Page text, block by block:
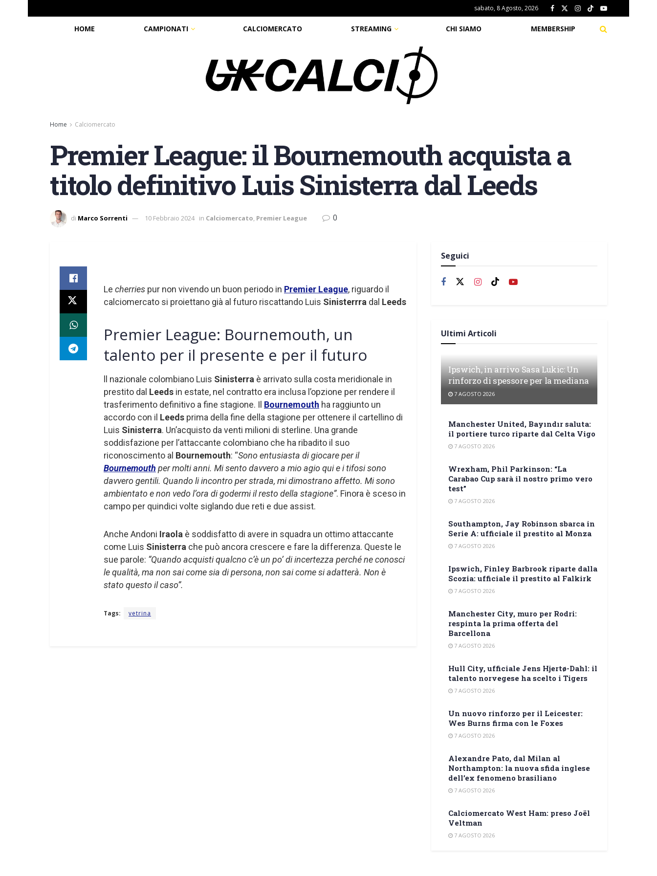
sabato, 8 Agosto, 2026
HOME CAMPIONATI CALCIOMERCATO STREAMING CHI SIAMO MEMBERSHIP
Home Calciomercato
Premier League: il Bournemouth acquista a
titolo definitivo Luis Sinisterra dal Leeds
di Marco Sorrenti 10 Febbraio 2024 in Calciomercato, Premier League 0
Le cherries pur non vivendo un buon periodo in Premier League, riguardo il
calciomercato si proiettano già al futuro riscattando Luis Sinisterrra dal Leeds
Premier League: Bournemouth, un
talento per il presente e per il futuro
ll nazionale colombiano Luis Sinisterra è arrivato sulla costa meridionale in
prestito dal Leeds in estate, nel contratto era inclusa l’opzione per rendere il
trasferimento definitivo a fine stagione. Il Bournemouth ha raggiunto un
accordo con il Leeds prima della fine della stagione per ottenere il cartellino di
Luis Sinisterra. Un’acquisto da venti milioni di sterline. Una grande
soddisfazione per l’attaccante colombiano che ha ribadito il suo
riconoscimento al Bournemouth: “Sono entusiasta di giocare per il
Bournemouth per molti anni. Mi sento davvero a mio agio qui e i tifosi sono
davvero gentili. Quando li incontro per strada, mi dimostrano affetto. Misono
ambientato e non vedo l’ora di godermi il resto della stagione”. Finora è sceso in
campo per quindici volte siglando due reti e due assist.
Anche Andoni Iraola è soddisfatto di avere in squadra un ottimo attaccante
come Luis Sinisterra che può ancora crescere e fare la differenza. Queste le
sue parole: “Quando acquisti qualcno c’è un po’ di incertezza perché ne conosci
le qualità, ma non sai come sia di persona, non sai come si adatterà. Non è
stato questo il caso”.
Tags: vetrina
Seguici
Ultimi Articoli
Ipswich, in arrivo Sasa Lukic: Un
rinforzo di spessore per la mediana
7 AGOSTO 2026
Manchester United, Bayındır saluta:
il portiere turco riparte dal Celta Vigo
7 AGOSTO 2026
Wrexham, Phil Parkinson: “La
Carabao Cup sarà il nostro primo vero
test”
7 AGOSTO 2026
Southampton, Jay Robinson sbarca in
Serie A: ufficiale il prestito al Monza
7 AGOSTO 2026
Ipswich, Finley Barbrook riparte dalla
Scozia: ufficiale il prestito al Falkirk
7 AGOSTO 2026
Manchester City, muro per Rodri:
respinta la prima offerta del
Barcellona
7 AGOSTO 2026
Hull City, ufficiale Jens Hjertø-Dahl: il
talento norvegese ha scelto i Tigers
7 AGOSTO 2026
Un nuovo rinforzo per il Leicester:
Wes Burns firma con le Foxes
7 AGOSTO 2026
Alexandre Pato, dal Milan al
Northampton: la nuova sfida inglese
dell’ex fenomeno brasiliano
7 AGOSTO 2026
Calciomercato West Ham: preso Joël
Veltman
7 AGOSTO 2026